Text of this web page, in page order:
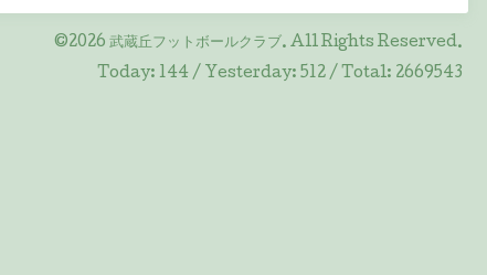
©2026 武蔵丘フットボールクラブ . All Rights Reserved.
Today: 144 / Yesterday: 512 / Total: 2669543